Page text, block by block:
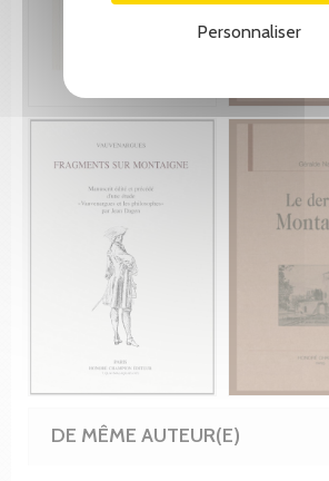
Personnaliser
DE MÊME AUTEUR(E)